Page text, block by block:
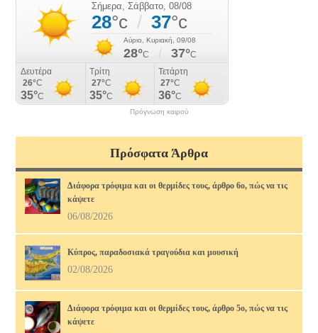
Πρόγνωση καιρού
Πρόσφατα Άρθρα
Διάφορα τρόφιμα και οι θερμίδες τους, άρθρο 6ο, πώς να τις
κάψετε
06/08/2026
Κύπρος, παραδοσιακά τραγούδια και μουσική
02/08/2026
Διάφορα τρόφιμα και οι θερμίδες τους, άρθρο 5ο, πώς να τις
κάψετε